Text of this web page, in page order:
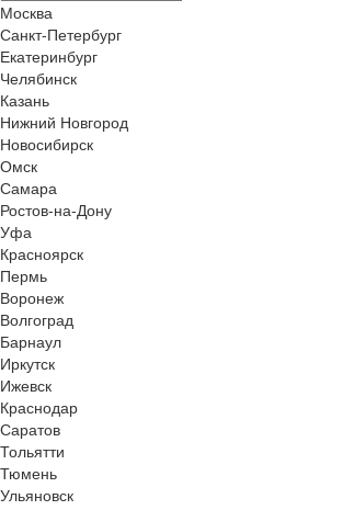
Москва
Санкт-Петербург
Екатеринбург
Челябинск
Казань
Нижний Новгород
Новосибирск
Омск
Самара
Ростов-на-Дону
Уфа
Красноярск
Пермь
Воронеж
Волгоград
Барнаул
Иркутск
Ижевск
Краснодар
Саратов
Тольятти
Тюмень
Ульяновск